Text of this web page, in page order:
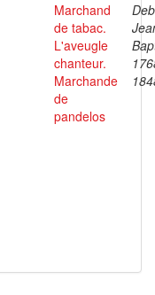
Marchand
de tabac.
L'aveugle
chanteur.
Marchande
de
pandelos